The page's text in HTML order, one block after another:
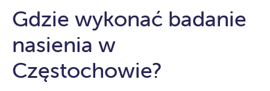
Gdzie wykonać badanie
nasienia w
Częstochowie?